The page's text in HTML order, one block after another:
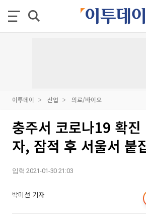
이투데이 산업 의료/바이오
충주서 코로나19 확진
자, 잠적 후 서울서 붙
입력 2021-01-30 21:03
박미선 기자